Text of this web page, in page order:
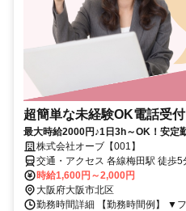
超簡単な未経験OK電話受
最大時給2000円♪1日3h～OK！安定
株式会社オーブ【001】
交通・アクセス 各線梅田駅 徒歩5
時給1,600円～2,000円
大阪府大阪市北区
勤務時間詳細 【勤務時間例】 ▼